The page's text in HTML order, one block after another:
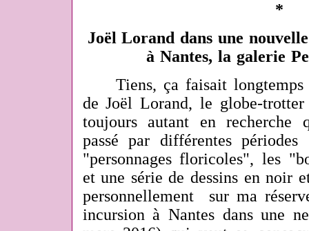
*
Joël Lorand dans une
à Nantes, la galerie
Tiens, ça faisait
de Joël Lorand, le globe-
toujours autant en recherche
passé par différentes
"personnages floricoles", les
et une série de dessins en noir
personnellement sur ma
incursion à Nantes dans une